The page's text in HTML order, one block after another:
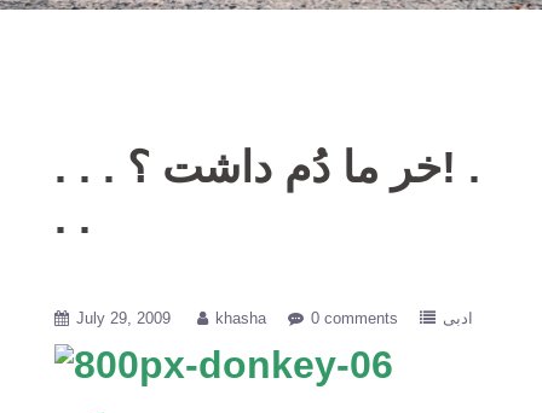
. . . خر ما دُم داشت ؟! .
. .
July 29, 2009 khasha 0 comments ادبی